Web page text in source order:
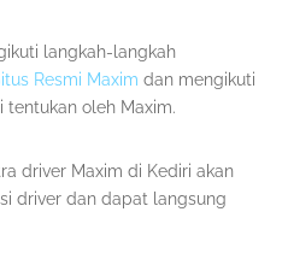
langkah-langkah
Resmi Maxim dan mengikuti
oleh Maxim.
driver Maxim di Kediri akan
driver dan dapat langsung